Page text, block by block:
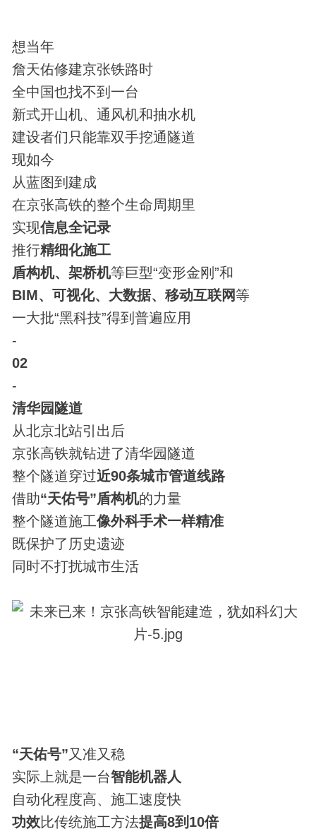
想当年
詹天佑修建京张铁路时
全中国也找不到一台
新式开山机、通风机和抽水机
建设者们只能靠双手挖通隧道
现如今
从蓝图到建成
在京张高铁的整个生命周期里
实现信息全记录
推行精细化施工
盾构机、架桥机等巨型“变形金刚”和
BIM、可视化、大数据、移动互联网等
一大批“黑科技”得到普遍应用
-
02
-
清华园隧道
从北京北站引出后
京张高铁就钻进了清华园隧道
整个隧道穿过近90条城市管道线路
借助“天佑号”盾构机的力量
整个隧道施工像外科手术一样精准
既保护了历史遗迹
同时不打扰城市生活
“天佑号”又准又稳
实际上就是一台智能机器人
自动化程度高、施工速度快
功效比传统施工方法提高8到10倍